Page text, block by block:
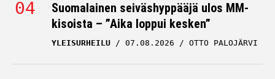
Suomalainen seiväshyppääjä ulos MM-
kisoista – ”Aika loppui kesken”
YLEISURHEILU 07.08.2026 OTTO PALOJÄRVI